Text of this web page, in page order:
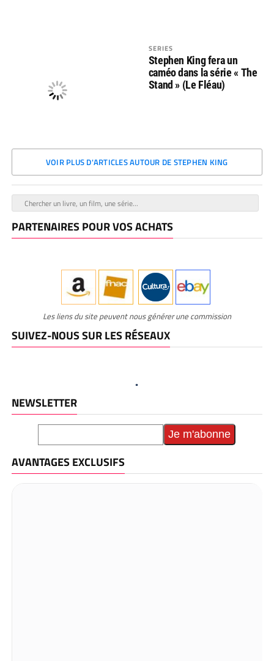
SERIES
Stephen King fera un
caméo dans la série « The
Stand » (Le Fléau)
VOIR PLUS D'ARTICLES AUTOUR DE STEPHEN KING
PARTENAIRES POUR VOS ACHATS
Les liens du site peuvent nous générer une commission
SUIVEZ-NOUS SUR LES RÉSEAUX
NEWSLETTER
AVANTAGES EXCLUSIFS